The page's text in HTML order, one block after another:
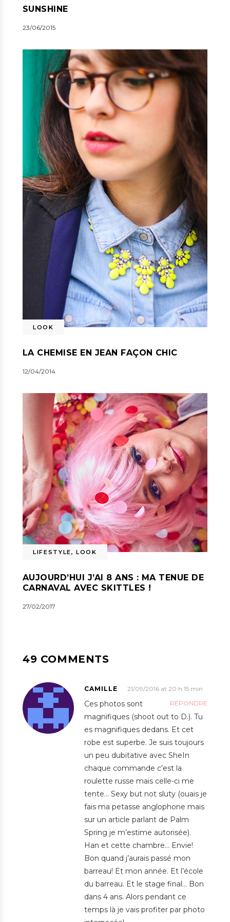
SUNSHINE
23/06/2015
LOOK
LA CHEMISE EN JEAN FAÇON CHIC
12/04/2014
LIFESTYLE,LOOK
AUJOURD’HUI J’AI 8 ANS : MA TENUE DE
CARNAVAL AVEC SKITTLES !
27/02/2017
49 COMMENTS
CAMILLE
21/09/2016 at 20 h 15 min
RÉPONDRE
Ces photos sont
magnifiques (shoot out to D.). Tu
es magnifiques dedans. Et cet
robe est superbe. Je suis toujours
un peu dubitative avec SheIn
chaque commande c’est la
roulette russe mais celle-ci me
tente… Sexy but not sluty (ouais je
fais ma petasse anglophone mais
sur un article parlant de Palm
Spring je m’estime autorisée).
Han et cette chambre… Envie!
Bon quand j’aurais passé mon
barreau! Et mon année. Et l’école
du barreau. Et le stage final… Bon
dans 4 ans. Alors pendant ce
temps là je vais profiter par photo